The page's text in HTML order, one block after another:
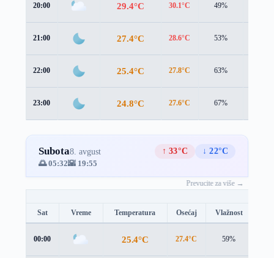
20:00 29.4°C 30.1°C 49%
21:00 27.4°C 28.6°C 53%
22:00 25.4°C 27.8°C 63%
23:00 24.8°C 27.6°C 67%
Subota8. avgust ↑ 33°C
↓ 22°C
🌅 05:32🌇 19:55
Prevucite za više →
Sat Vreme Temperatura Osećaj Vlažnost
00:00 25.4°C 27.4°C 59%